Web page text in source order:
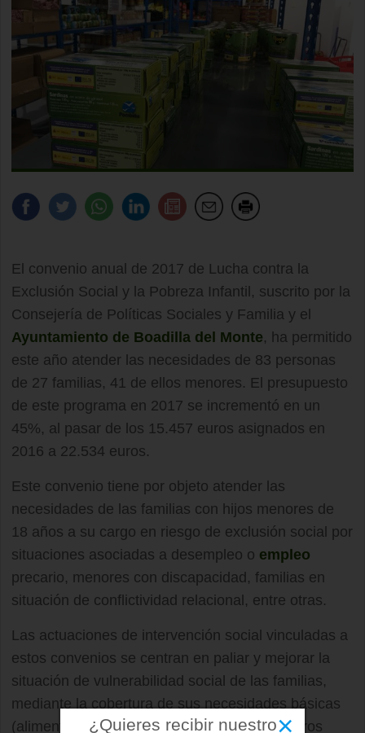
El convenio anual de 2017 de Lucha contra la
Exclusión Social y la Pobreza Infantil, suscrito por la
Consejería de Políticas Sociales y Familia y el
Ayuntamiento de Boadilla del Monte, ha permitido
este año atender las necesidades de 83 personas
de 27 familias, 41 de ellos menores. El presupuesto
de este programa en 2017 se incrementó en un
45%, al pasar de los 15.457 euros asignados en
2016 a 22.534 euros.
Este convenio tiene por objeto atender las
necesidades de las familias con hijos menores de
18 años a su cargo en riesgo de exclusión social por
situaciones asociadas a desempleo o empleo
precario, menores con discapacidad, familias en
situación de conflictividad relacional, entre otras.
Las actuaciones de intervención social vinculadas a
estos convenios se centran en paliar y mejorar la
situación de vulnerabilidad social de las familias,
mediante la cobertura de sus necesidades básicas
(alimentación, higiene, ropa) y el acceso a otros
×
¿Quieres recibir nuestro